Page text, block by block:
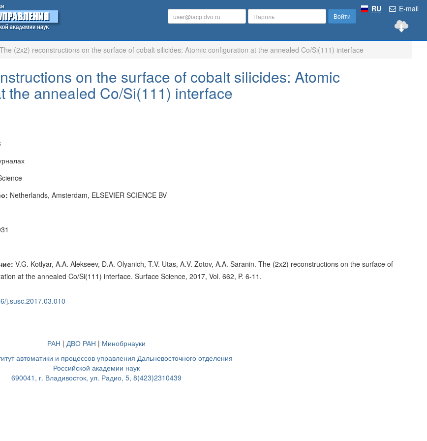
E-mail
RU
Войти
The (2x2) reconstructions on the surface of cobalt silicides: Atomic configuration at the annealed Co/Si(111) interface
on the surface of cobalt silicides: Atomic
the annealed Co/Si(111) interface
Netherlands, Amsterdam, ELSEVIER SCIENCE BV
V.G. Kotlyar, A.A. Alekseev, D.A. Olyanich, T.V. Utas, A.V. Zotov, A.A. Saranin. The (2x2) reconstructions on the surface of
at the annealed Co/Si(111) interface. Surface Science, 2017, Vol. 662, P. 6-11.
j.susc.2017.03.010
РАН | ДВО РАН | Минобрнауки
автоматики и процессов управления Дальневосточного отделения
Российской академии наук
690041, г. Владивосток, ул. Радио, 5, 8(423)2310439